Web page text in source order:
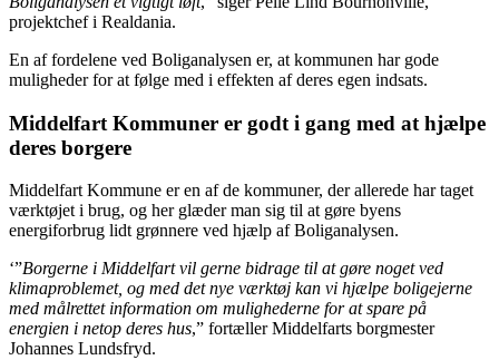
projektchef i Realdania.
En af fordelene ved Boliganalysen er, at kommunen har gode
muligheder for at følge med i effekten af deres egen indsats.
Middelfart Kommuner er godt i gang med at hjælpe
deres borgere
Middelfart Kommune er en af de kommuner, der allerede har taget
værktøjet i brug, og her glæder man sig til at gøre byens
energiforbrug lidt grønnere ved hjælp af Boliganalysen.
‘”Borgerne i Middelfart vil gerne bidrage til at gøre noget ved
klimaproblemet, og med det nye værktøj kan vi hjælpe boligejerne
med målrettet information om mulighederne for at spare på
energien i netop deres hus,” fortæller Middelfarts borgmester
Johannes Lundsfryd.